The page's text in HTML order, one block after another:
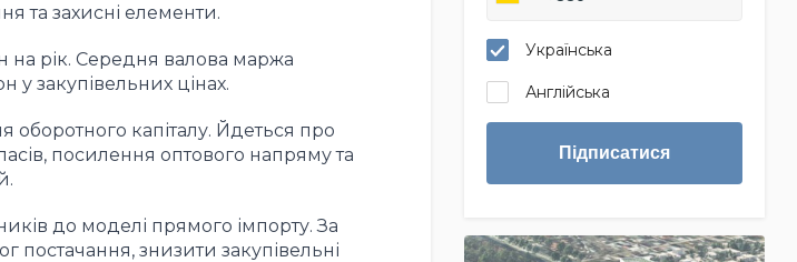
та захисні елементи.
на рік. Середня валова маржа
у закупівельних цінах.
капіталу. Йдеться про
посилення оптового напряму та
до моделі прямого імпорту. За
постачання, знизити закупівельні
Українська
Англійська
Підписатися